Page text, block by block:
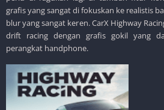
grafis yang sangat di fokuskan ke realistis
blur yang sangat keren. CarX Highway
drift racing dengan grafis gokil yang
perangkat handphone.